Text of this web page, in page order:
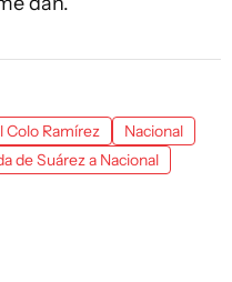
Colo Ramírez
Nacional
de Suárez a Nacional